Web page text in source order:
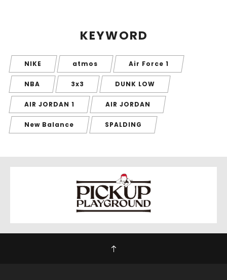
KEYWORD
NIKE atmos Air Force 1
NBA 3x3 DUNK LOW
AIR JORDAN 1 AIR JORDAN
New Balance SPALDING